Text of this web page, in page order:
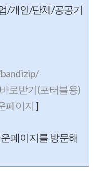
/개인/단체/공공기
바로받기(포터블용)
페이지 ]
페이지를 방문해